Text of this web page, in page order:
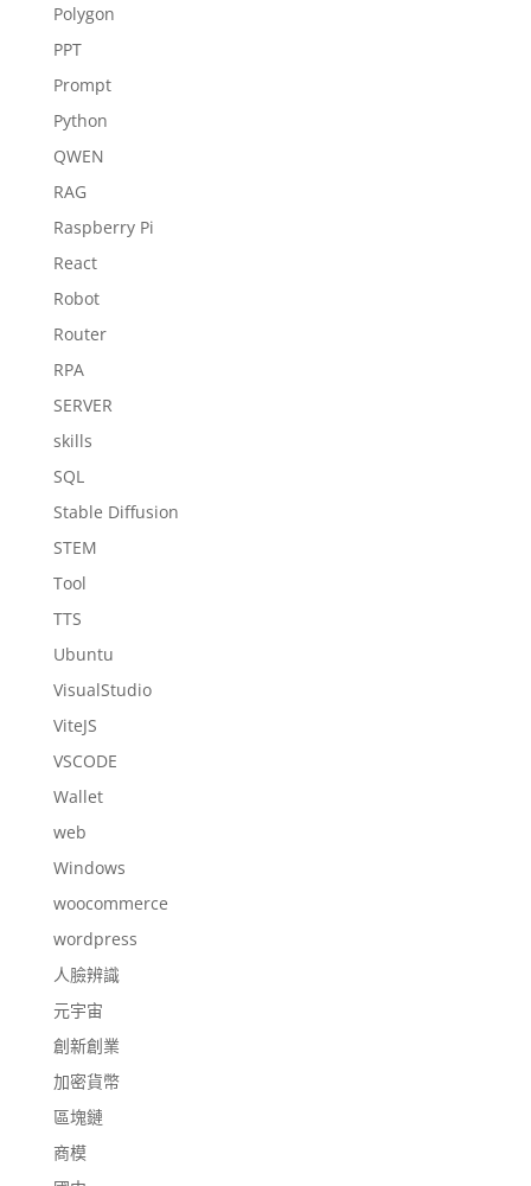
Polygon
PPT
Prompt
Python
QWEN
RAG
Raspberry Pi
React
Robot
Router
RPA
SERVER
skills
SQL
Stable Diffusion
STEM
Tool
TTS
Ubuntu
VisualStudio
ViteJS
VSCODE
Wallet
web
Windows
woocommerce
wordpress
人臉辨識
元宇宙
創新創業
加密貨幣
區塊鏈
商模